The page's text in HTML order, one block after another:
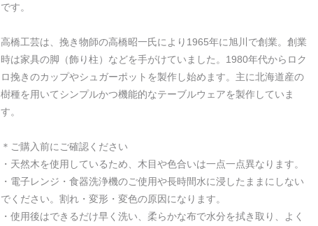
です。
高橋工芸は、挽き物師の高橋昭一氏により1965年に旭川で創業。創業
時は家具の脚（飾り柱）などを手がけていました。1980年代からロク
ロ挽きのカップやシュガーポットを製作し始めます。主に北海道産の
樹種を用いてシンプルかつ機能的なテーブルウェアを製作していま
す。
＊ご購入前にご確認ください
・天然木を使用しているため、木目や色合いは一点一点異なります。
・電子レンジ・食器洗浄機のご使用や長時間水に浸したままにしない
でください。割れ・変形・変色の原因になります。
・使用後はできるだけ早く洗い、柔らかな布で水分を拭き取り、よく